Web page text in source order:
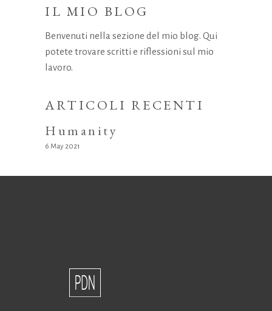
IL MIO BLOG
Benvenuti nella sezione del mio blog. Qui
potete trovare scritti e riflessioni sul mio
lavoro.
ARTICOLI RECENTI
Humanity
6 May 2021